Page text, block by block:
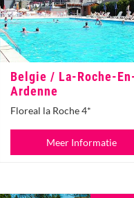
Belgie / La-Roche-
Ardenne
Floreal la Roche 4*
Meer Informatie